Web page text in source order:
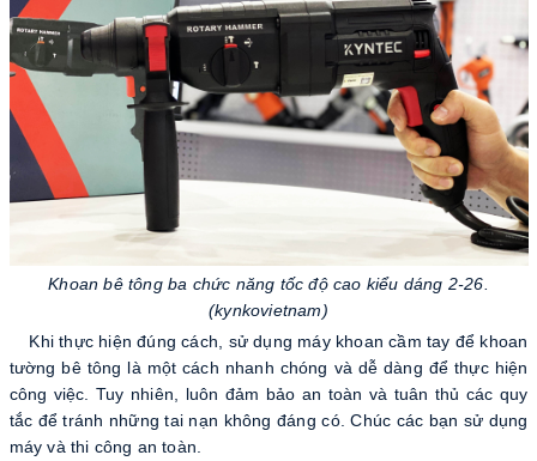
Khoan bê tông ba chức năng tốc độ cao kiểu dáng 2-26.
(kynkovietnam)
Khi thực hiện đúng cách, sử dụng máy khoan cầm tay để khoan
tường bê tông là một cách nhanh chóng và dễ dàng để thực hiện
công việc. Tuy nhiên, luôn đảm bảo an toàn và tuân thủ các quy
tắc để tránh những tai nạn không đáng có. Chúc các bạn sử dụng
máy và thi công an toàn.